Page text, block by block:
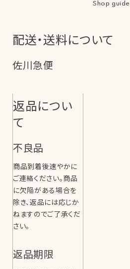
Shop guide
配送・送料について
佐川急便
返品につい
て
不良品
商品到着後速やかに
ご連絡ください。商品
に欠陥がある場合を
除き、返品には応じか
ねますのでご了承くだ
さい。
返品期限